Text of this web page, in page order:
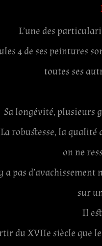
L’une des
4 de ses peintures
toutes ses
Sa longévité, plusieurs
La robustesse, la
on ne
a pas
sur
Il
du XVIIe siècle que